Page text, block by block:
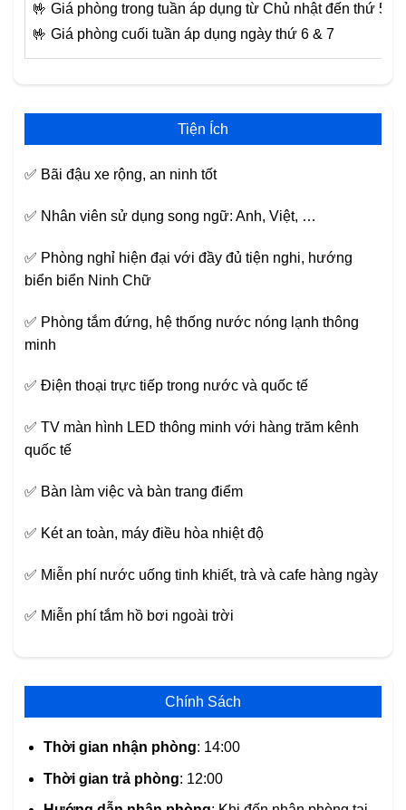
🤟 Giá phòng trong tuần áp dụng từ Chủ nhật đến thứ 5
🤟 Giá phòng cuối tuần áp dụng ngày thứ 6 & 7
Tiện Ích
✅ Bãi đậu xe rộng, an ninh tốt
✅ Nhân viên sử dụng song ngữ: Anh, Việt, …
✅ Phòng nghỉ hiện đại với đầy đủ tiện nghi, hướng
biển biển Ninh Chữ
✅ Phòng tắm đứng, hệ thống nước nóng lạnh thông
minh
✅ Điện thoại trực tiếp trong nước và quốc tế
✅ TV màn hình LED thông minh với hàng trăm kênh
quốc tế
✅ Bàn làm việc và bàn trang điểm
✅ Két an toàn, máy điều hòa nhiệt độ
✅ Miễn phí nước uống tinh khiết, trà và cafe hàng ngày
✅ Miễn phí tắm hồ bơi ngoài trời
Chính Sách
Thời gian nhận phòng: 14:00
Thời gian trả phòng: 12:00